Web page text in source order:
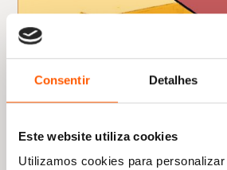
Consentir Detalhes
Este website utiliza cookies
Utilizamos cookies para